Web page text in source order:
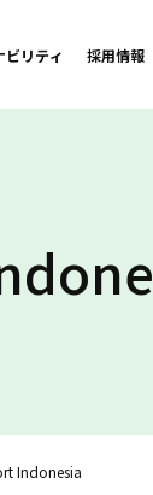
ビリティ 採用情報
Indonesia